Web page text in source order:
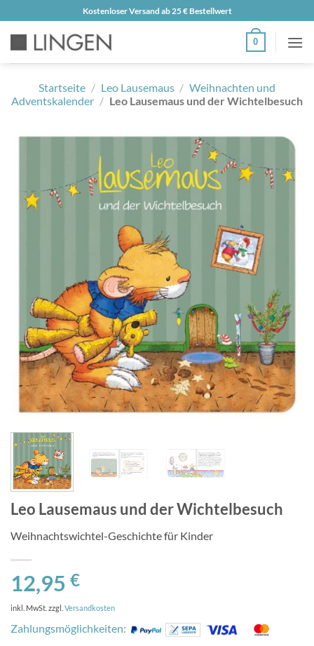
Inhalt
Kostenloser Versand ab 25 € Bestellwert
0
Startseite / Leo Lausemaus / Weihnachten und
Adventskalender / Leo Lausemaus und der Wichtelbesuch
Leo Lausemaus und der Wichtelbesuch
Weihnachtswichtel-Geschichte für Kinder
12,95 €
inkl. MwSt. zzgl. Versandkosten
Zahlungsmöglichkeiten: